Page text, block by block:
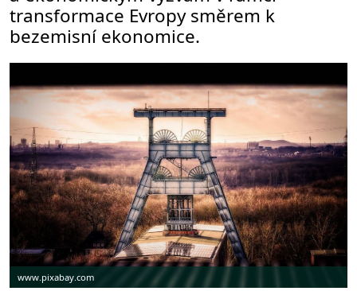
transformace Evropy směrem k
bezemisní ekonomice.
www.pixabay.com